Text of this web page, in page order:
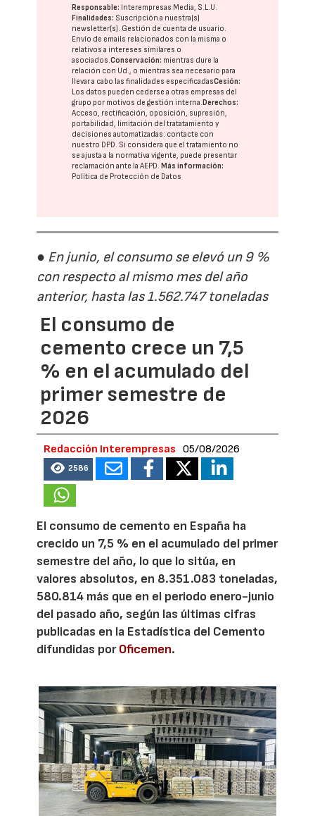
Responsable: Interempresas Media, S.L.U.
Finalidades: Suscripción a nuestra(s)
newsletter(s). Gestión de cuenta de usuario.
Envío de emails relacionados con la misma o
relativos a intereses similares o
asociados.Conservación: mientras dure la
relación con Ud., o mientras sea necesario para
llevar a cabo las finalidades especificadasCesión:
Los datos pueden cederse a otras empresas del
grupo por motivos de gestión interna.Derechos:
Acceso, rectificación, oposición, supresión,
portabilidad, limitación del tratatamiento y
decisiones automatizadas: contacte con
nuestro DPD. Si considera que el tratamiento no
se ajusta a la normativa vigente, puede presentar
reclamación ante laAEPD.Más información:
Política de Protección de Datos
● En junio, el consumo se elevó un 9 %
con respecto al mismo mes del año
anterior, hasta las 1.562.747 toneladas
El consumo de
cemento crece un 7,5
% en el acumulado del
primer semestre de
2026
Redacción Interempresas 05/08/2026
2586
El consumo de cemento en España ha
crecido un 7,5 % en el acumulado del primer
semestre del año, lo que lo sitúa, en
valores absolutos, en 8.351.083 toneladas,
580.814 más que en el periodo enero-junio
del pasado año, según las últimas cifras
publicadas en la Estadística del Cemento
difundidas porOficemen.